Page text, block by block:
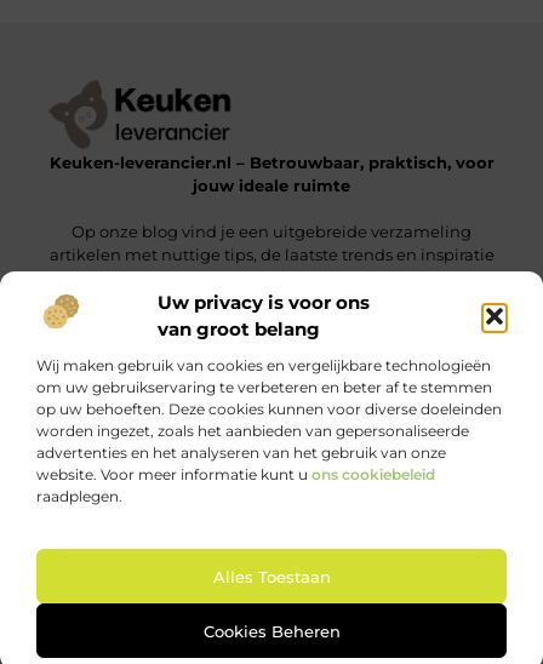
Uw privacy is voor ons
van groot belang
Wij maken gebruik van cookies en vergelijkbare technologieën
om uw gebruikservaring te verbeteren en beter af te stemmen
op uw behoeften. Deze cookies kunnen voor diverse doeleinden
worden ingezet, zoals het aanbieden van gepersonaliseerde
advertenties en het analyseren van het gebruik van onze
website. Voor meer informatie kunt u ons cookiebeleid
raadplegen.
Alles Toestaan
Cookies Beheren
Keuken-leverancier.nl – Betrouwbaar, praktisch, voor
jouw ideale ruimte
Op onze blog vind je een uitgebreide verzameling
artikelen met nuttige tips, de laatste trends en inspiratie
om een functionele en stijlvolle omgeving te realiseren.
Onze informatie
Bericht categorie
Cookiebeleid (EU)
@2025 www.keuken-leverancier.nl. All Right Reserved.